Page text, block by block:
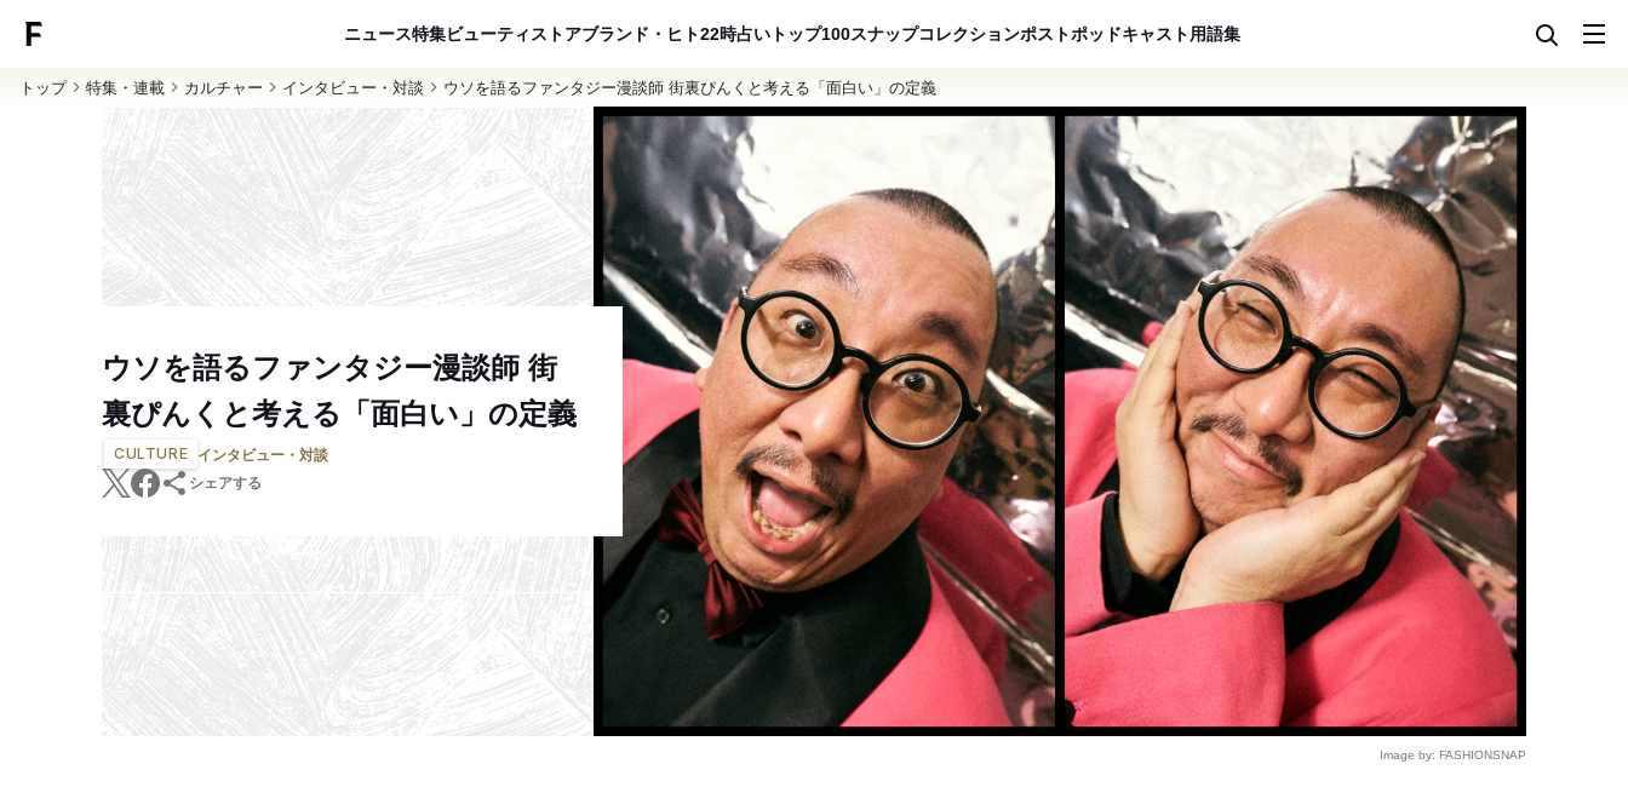
ニュース特集ビューティ ストアブランド・ヒト22時占い トップ100スナップコレクションポストポッドキャスト用語集
トップ 特集・連載 カルチャー インタビュー・対談 ウソを語るファンタジー漫談師 街裏ぴんくと考える「面白い」の定義
ウソを語るファンタジー漫談師 街
裏ぴんくと考える「面白い」の定義
CULTURE
インタビュー・対談
シェアする
Image by: FASHIONSNAP